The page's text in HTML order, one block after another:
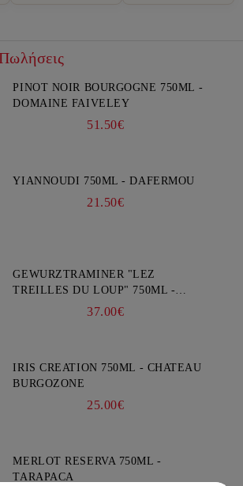
PINOT NOIR BOURGOGNE 750ML -
DOMAINE FAIVELEY
51.50€
YIANNOUDI 750ML - DAFERMOU
21.50€
GEWURZTRAMINER "LEZ
TREILLES DU LOUP" 750ML -
37.00€
IRIS CREATION 750ML - CHATEAU
BURGOZONE
25.00€
MERLOT RESERVA 750ML -
TARAPACA